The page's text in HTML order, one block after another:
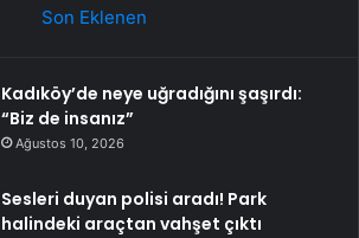
Son Eklenen
Kadıköy’de neye uğradığını şaşırdı:
“Biz de insanız”
Ağustos 10, 2026
Sesleri duyan polisi aradı! Park
halindeki araçtan vahşet çıktı